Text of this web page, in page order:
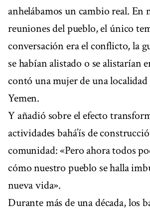
anhelábamos un cambio real. En
reuniones del pueblo, el único
conversación era el conflicto, la
se habían alistado o se alistarían
contó una mujer de una
Yemen.
Y añadió sobre el efecto
actividades bahá’ís de
comunidad: «Pero ahora todos
cómo nuestro pueblo se halla
nueva vida».
Durante más de una década, los